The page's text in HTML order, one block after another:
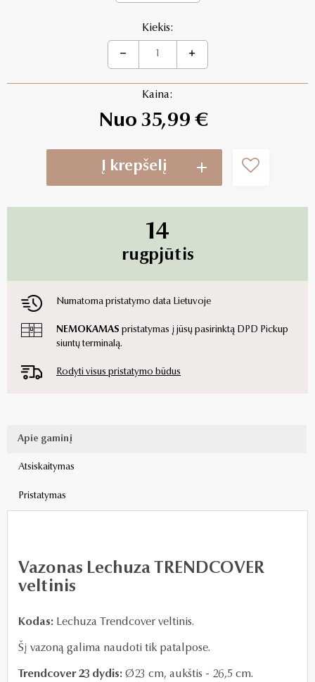
Kiekis:
Kaina:
Nuo 35,99 €
Į krepšelį
14
rugpjūtis
Numatoma pristatymo data Lietuvoje
NEMOKAMAS pristatymas į jūsų pasirinktą DPD Pickup
siuntų terminalą.
Rodyti visus pristatymo būdus
Apie gaminį
Atsiskaitymas
Pristatymas
Vazonas Lechuza TRENDCOVER
veltinis
Kodas: Lechuza Trendcover veltinis.
Šį vazoną galima naudoti tik patalpose.
Trendcover 23 dydis: Ø23 cm, aukštis - 26,5 cm.